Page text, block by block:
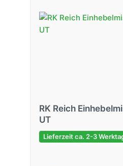
RK Reich
UT
Lieferzeit ca. 2-3